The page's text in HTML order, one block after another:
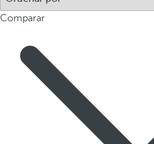
n
a
Comparar